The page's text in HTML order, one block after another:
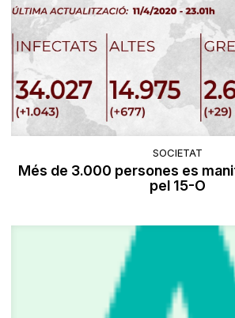
SOCIETAT
Més de 3.000 persones es
pel 15-O